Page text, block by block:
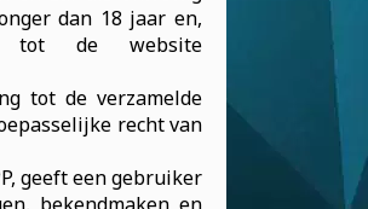
dan 18 jaar en,
tot de website
tot de verzamelde
recht van
geeft een gebruiker